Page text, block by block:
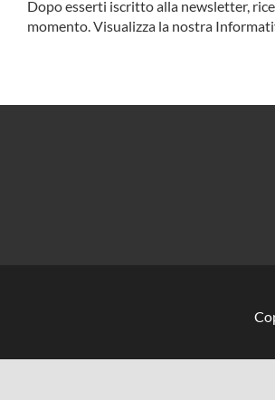
Dopo esserti iscritto alla newsletter,
momento. Visualizza la nostra